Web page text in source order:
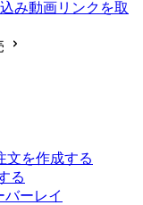
み動画リンクを取
文を作成する
る
バーレイ